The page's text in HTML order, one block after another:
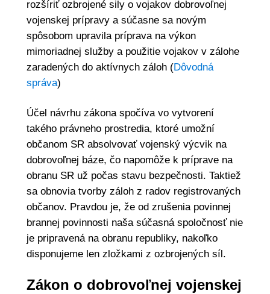
rozšíriť ozbrojené sily o vojakov dobrovoľnej
vojenskej prípravy a súčasne sa novým
spôsobom upravila príprava na výkon
mimoriadnej služby a použitie vojakov v zálohe
zaradených do aktívnych záloh (Dôvodná
správa)
Účel návrhu zákona spočíva vo vytvorení
takého právneho prostredia, ktoré umožní
občanom SR absolvovať vojenský výcvik na
dobrovoľnej báze, čo napomôže k príprave na
obranu SR už počas stavu bezpečnosti. Taktiež
sa obnovia tvorby záloh z radov registrovaných
občanov. Pravdou je, že od zrušenia povinnej
brannej povinnosti naša súčasná spoločnosť nie
je pripravená na obranu republiky, nakoľko
disponujeme len zložkami z ozbrojených síl.
Zákon o dobrovoľnej vojenskej